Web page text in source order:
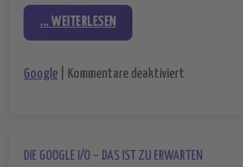
... WEITERLESEN
Google Kommentare deaktiviert
DIE GOOGLE I/O – DAS IST ZU ERWARTEN